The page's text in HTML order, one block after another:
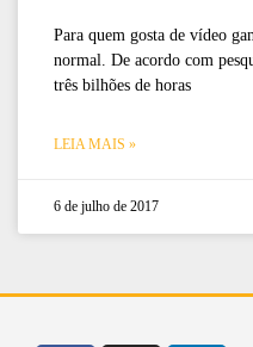
Para quem gosta de vídeo
normal. De acordo com
três bilhões de horas
LEIA MAIS »
6 de julho de 2017